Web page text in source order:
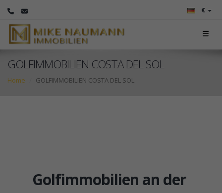
€
GOLFIMMOBILIEN COSTA DEL SOL
Home GOLFIMMOBILIEN COSTA DEL SOL
Golfimmobilien an der